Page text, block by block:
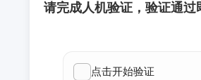
请完成人机验证，验证通过